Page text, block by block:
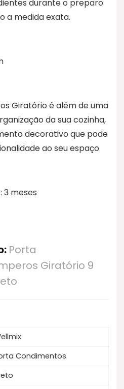
durante o preparo
a medida exata.
Giratório é além de uma
da sua cozinha,
decorativo que pode
ao seu espaço
3 meses
Porta
Giratório 9
Condimentos